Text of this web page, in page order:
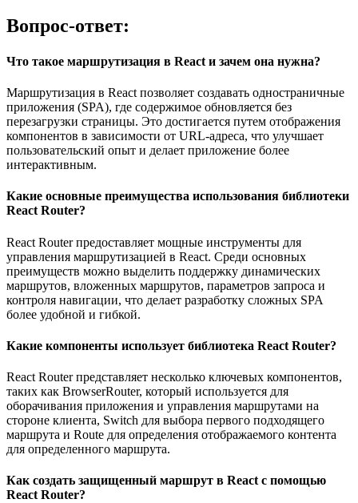
Вопрос-ответ:
Что такое маршрутизация в React и зачем она нужна?
Маршрутизация в React позволяет создавать одностраничные
приложения (SPA), где содержимое обновляется без
перезагрузки страницы. Это достигается путем отображения
компонентов в зависимости от URL-адреса, что улучшает
пользовательский опыт и делает приложение более
интерактивным.
Какие основные преимущества использования библиотеки
React Router?
React Router предоставляет мощные инструменты для
управления маршрутизацией в React. Среди основных
преимуществ можно выделить поддержку динамических
маршрутов, вложенных маршрутов, параметров запроса и
контроля навигации, что делает разработку сложных SPA
более удобной и гибкой.
Какие компоненты использует библиотека React Router?
React Router представляет несколько ключевых компонентов,
таких как BrowserRouter, который используется для
оборачивания приложения и управления маршрутами на
стороне клиента, Switch для выбора первого подходящего
маршрута и Route для определения отображаемого контента
для определенного маршрута.
Как создать защищенный маршрут в React с помощью
React Router?